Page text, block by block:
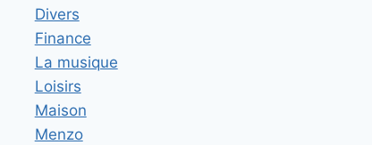
Divers
Finance
La musique
Loisirs
Maison
Menzo